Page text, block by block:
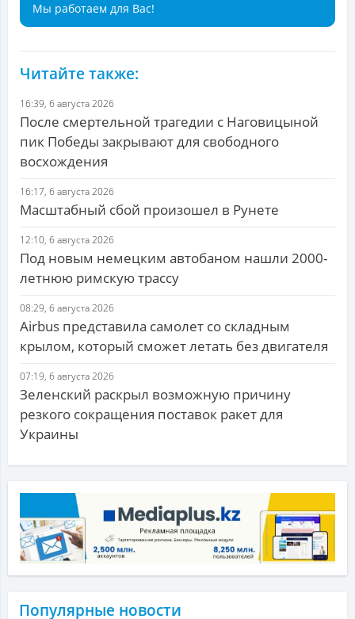
Мы работаем для Вас!
Читайте также:
16:39, 6 августа 2026
После смертельной трагедии с Наговицыной
пик Победы закрывают для свободного
восхождения
16:17, 6 августа 2026
Масштабный сбой произошел в Рунете
12:10, 6 августа 2026
Под новым немецким автобаном нашли 2000-
летнюю римскую трассу
08:29, 6 августа 2026
Airbus представила самолет со складным
крылом, который сможет летать без двигателя
07:19, 6 августа 2026
Зеленский раскрыл возможную причину
резкого сокращения поставок ракет для
Украины
Популярные новости